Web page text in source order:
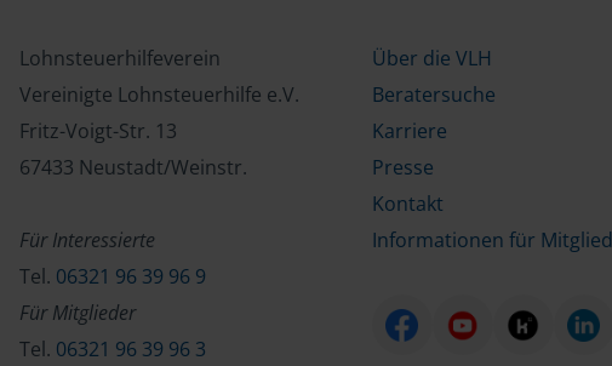
Lohnsteuerhilfeverein
Vereinigte Lohnsteuerhilfe e.V.
Fritz-Voigt-Str. 13
67433 Neustadt/Weinstr.
Für Interessierte
Tel. 06321 96 39 96 9
Für Mitglieder
Tel. 06321 96 39 96 3
Über die VLH
Beratersuche
Karriere
Presse
Kontakt
Informationen für